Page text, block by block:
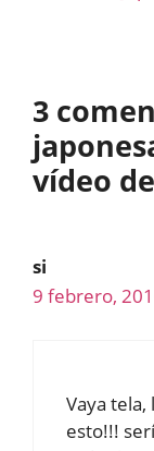
3
vídeo
si
9 febrero,
Vaya
esto!!!